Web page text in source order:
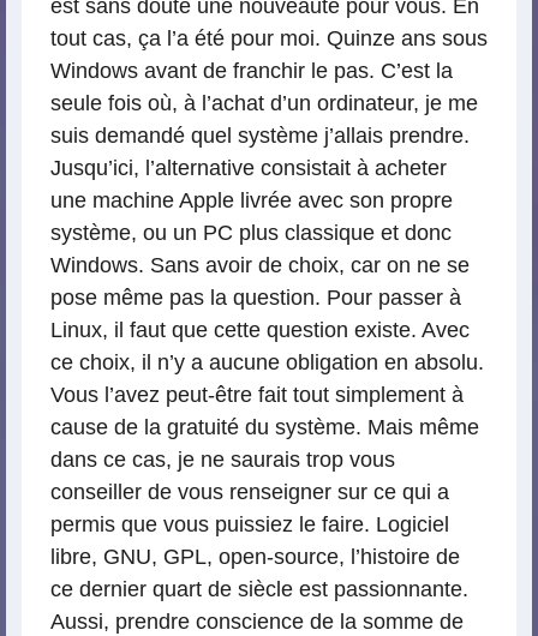
est sans doute une nouveauté pour vous. En
tout cas, ça l’a été pour moi. Quinze ans sous
Windows avant de franchir le pas. C’est la
seule fois où, à l’achat d’un ordinateur, je me
suis demandé quel système j’allais prendre.
Jusqu’ici, l’alternative consistait à acheter
une machine Apple livrée avec son propre
système, ou un PC plus classique et donc
Windows. Sans avoir de choix, car on ne se
pose même pas la question. Pour passer à
Linux, il faut que cette question existe. Avec
ce choix, il n’y a aucune obligation en absolu.
Vous l’avez peut-être fait tout simplement à
cause de la gratuité du système. Mais même
dans ce cas, je ne saurais trop vous
conseiller de vous renseigner sur ce qui a
permis que vous puissiez le faire. Logiciel
libre, GNU, GPL, open-source, l’histoire de
ce dernier quart de siècle est passionnante.
Aussi, prendre conscience de la somme de